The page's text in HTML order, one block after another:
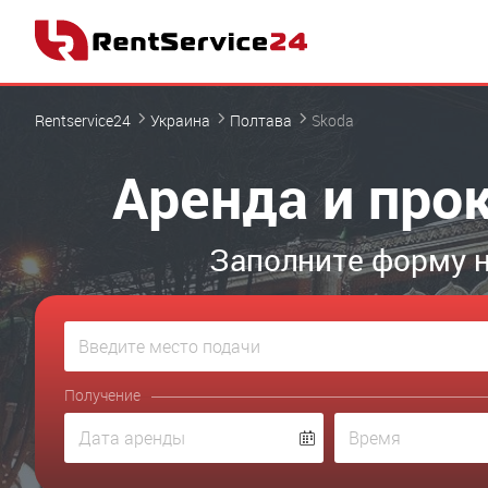
Rentservice24 Украина Полтава Skoda
Аренда и
Заполните форму
Получение